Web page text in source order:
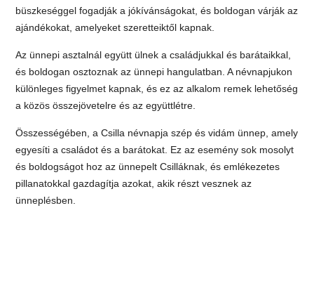
büszkeséggel fogadják a jókívánságokat, és boldogan várják az
ajándékokat, amelyeket szeretteiktől kapnak.
Az ünnepi asztalnál együtt ülnek a családjukkal és barátaikkal,
és boldogan osztoznak az ünnepi hangulatban. A névnapjukon
különleges figyelmet kapnak, és ez az alkalom remek lehetőség
a közös összejövetelre és az együttlétre.
Összességében, a Csilla névnapja szép és vidám ünnep, amely
egyesíti a családot és a barátokat. Ez az esemény sok mosolyt
és boldogságot hoz az ünnepelt Csilláknak, és emlékezetes
pillanatokkal gazdagítja azokat, akik részt vesznek az
ünneplésben.